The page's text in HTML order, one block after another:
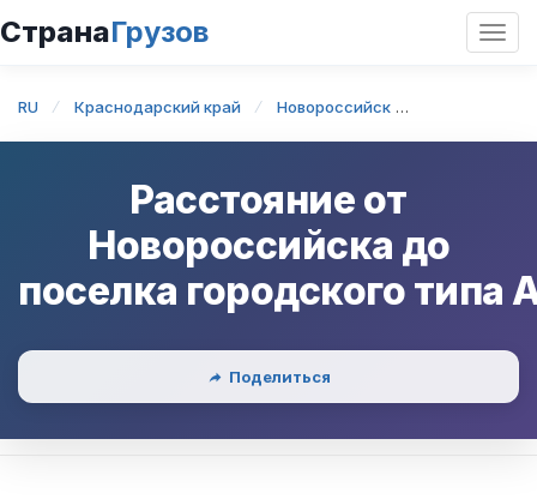
СтранаГрузов
RU Краснодарский край Новороссийск
Расстояние от
Новороссийска до
поселка городского
Поделиться